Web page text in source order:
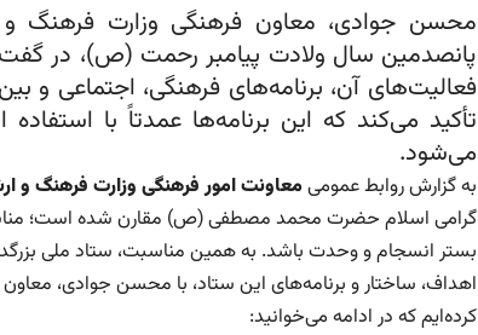
محسن جوادی، معاون فرهنگی وزارت فرهنگ و
پانصدمین سال ولادت پیامبر رحمت (ص)، در
فعالیت‌های آن، برنامه‌های فرهنگی، اجتماعی
تأکید می‌کند که این برنامه‌ها عمدتاً با
می‌شود.
به گزارش روابط عمومیمعاونت امور فرهنگی وزارت فرهنگ و
گرامی اسلام حضرت محمد مصطفی (ص) مقارن شده است؛
اهداف، ساختار و برنامه‌های این ستاد، با محسن جوادی،
کرده‌ایم که در ادامه می‌خوانید: